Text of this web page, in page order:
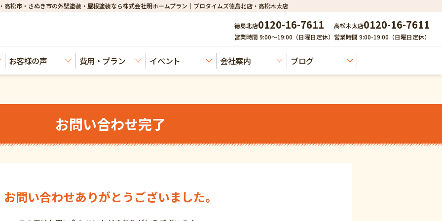
高松市・さぬき市の外壁塗装・屋根塗装なら株式会社明ホームプラン｜プロタイムズ徳島北店・高松木太店
徳島北店0120-16-7611
営業時間 9:00～19:00（日曜日定休）
高松木太店0120-16-7611
営業時間 9:00-19:00（日曜日定休）
お客様の声 費用・プラン イベント 会社案内 ブログ
お問い合わせ完了
お問い合わせありがとうございました。